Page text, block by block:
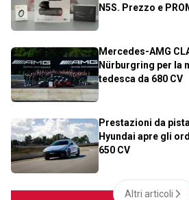
N5S. Prezzo e
Mercedes-AMG
Nürburgring per la
tedesca da 680 CV
Prestazioni da
Hyundai apre gli
650 CV
Altri articoli